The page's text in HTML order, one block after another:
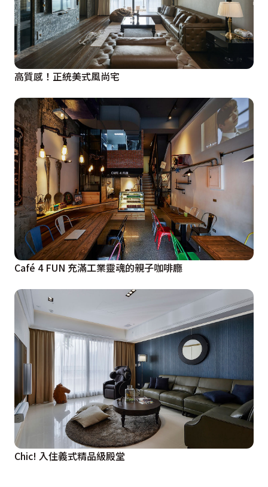
高質感！正統美式風尚宅
Café 4 FUN 充滿工業靈魂的親子咖啡廳
Chic! 入住義式精品級殿堂